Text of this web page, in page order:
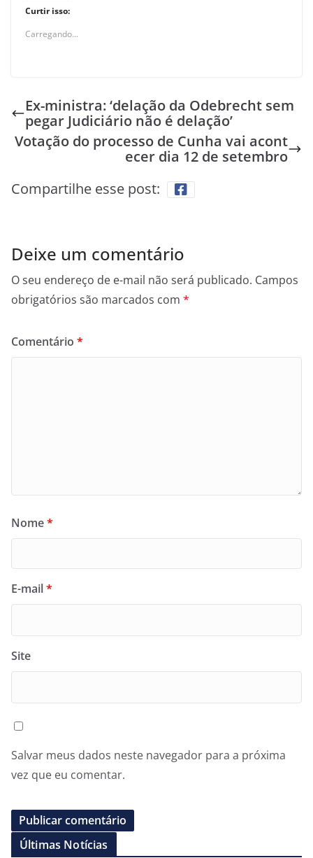
Curtir isso:
Carregando...
Ex-ministra: ‘delação da Odebrecht sem
pegar Judiciário não é delação’
Votação do processo de Cunha vai acont
ecer dia 12 de setembro
Compartilhe esse post:
Deixe um comentário
O seu endereço de e-mail não será publicado. Campos
obrigatórios são marcados com *
Comentário *
Nome*
E-mail*
Site
Salvar meus dados neste navegador para a próxima
vez que eu comentar.
Últimas Notícias